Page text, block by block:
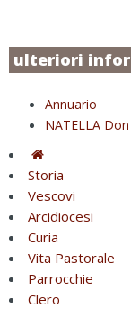
ulteriori
Annuario
NATELLA
Storia
Vescovi
Arcidiocesi
Curia
Vita Pastorale
Parrocchie
Clero